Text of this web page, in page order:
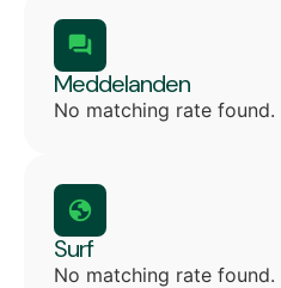
Meddelanden
No matching rate found.
Surf
No matching rate found.